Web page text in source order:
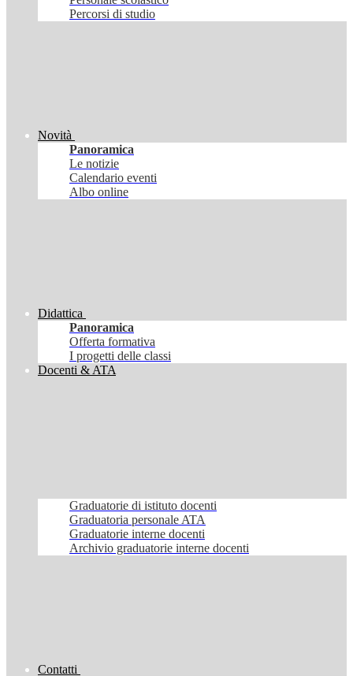
Percorsi di studio
Novità
Panoramica
Le notizie
Calendario eventi
Albo online
Didattica
Panoramica
Offerta formativa
I progetti delle classi
Docenti & ATA
Graduatorie di istituto docenti
Graduatoria personale ATA
Graduatorie interne docenti
Archivio graduatorie interne docenti
Contatti